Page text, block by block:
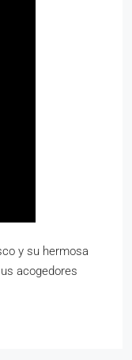
y su hermosa
acogedores